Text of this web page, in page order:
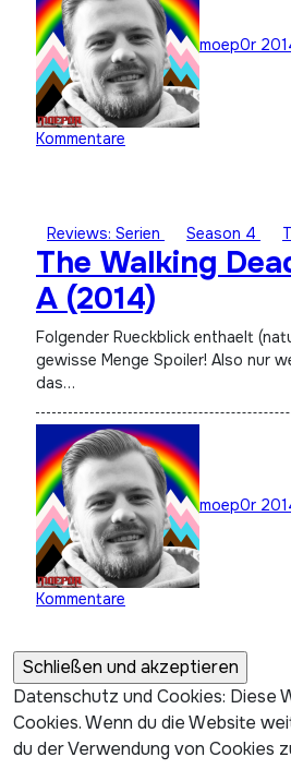
moep0r
Kommentare
Reviews: Serien Season 4
The Walking
A (2014)
Folgender Rueckblick enthaelt (natuerlich, duh.) eine
gewisse Menge Spoiler! Also nur
das…
moep0r
Kommentare
Datenschutz und Cookies: Diese
Cookies. Wenn du die Website
du der Verwendung von Cookies